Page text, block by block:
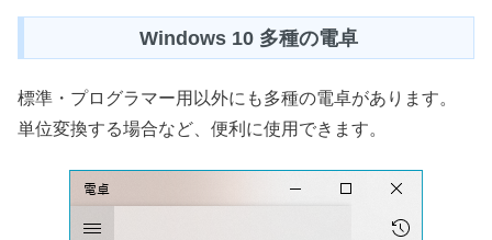
Windows 10 多種の電卓
標準・プログラマー用以外にも多種の電卓があります。
単位変換する場合など、便利に使用できます。